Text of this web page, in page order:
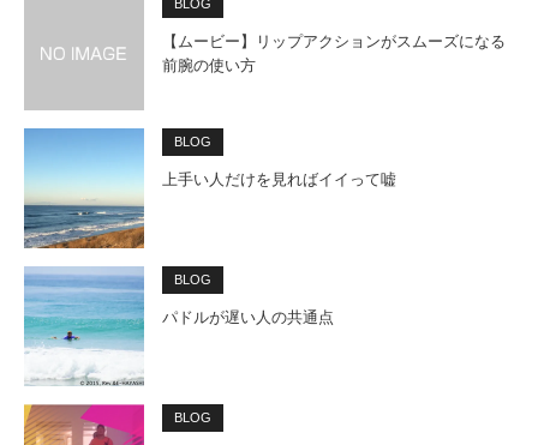
BLOG
【ムービー】リップアクションがスムーズになる
前腕の使い方
BLOG
上手い人だけを見ればイイって嘘
BLOG
パドルが遅い人の共通点
BLOG